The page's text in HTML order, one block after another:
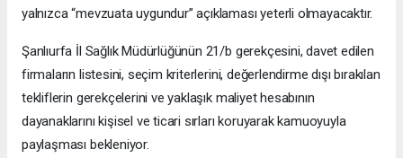
yalnızca “mevzuata uygundur” açıklaması yeterli olmayacaktır.
Şanlıurfa İl Sağlık Müdürlüğünün 21/b gerekçesini, davet edilen
firmaların listesini, seçim kriterlerini, değerlendirme dışı bırakılan
tekliflerin gerekçelerini ve yaklaşık maliyet hesabının
dayanaklarını kişisel ve ticari sırları koruyarak kamuoyuyla
paylaşması bekleniyor.